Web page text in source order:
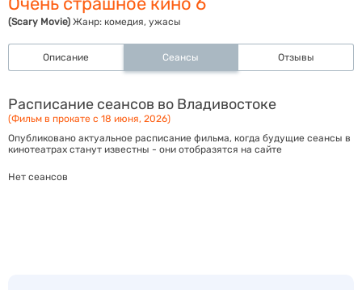
(Scary Movie) Жанр: комедия, ужасы
Описание Сеансы Отзывы
Расписание сеансов во Владивостоке
(Фильм в прокате с 18 июня, 2026)
Опубликовано актуальное расписание фильма, когда будущие сеансы в
кинотеатрах станут известны - они отобразятся на сайте
Нет сеансов